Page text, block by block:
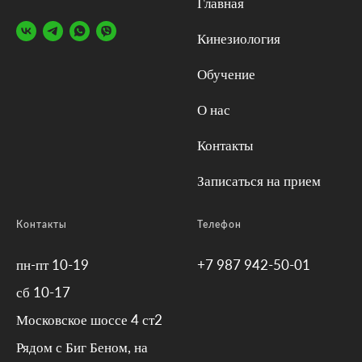
Кинезиология
Обучение
О нас
Контакты
Записаться на прием
Контакты
пн-пт 10-19
сб 10-17
Московское шоссе 4 ст2
Рядом с Биг Беном, на
Телефон
+7 987 942-50-01